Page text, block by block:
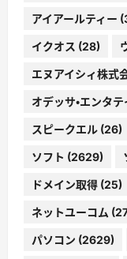
アイアールティー
イクオス (28)
エヌアイシィ株式
オデッサ・エンタ
スピークエル (26)
ソフト (2629)
ドメイン取得 (25)
ネットユーコム
パソコン (2629)